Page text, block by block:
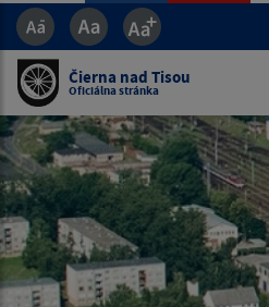
Čierna nad Tisou
Oficiálna stránka